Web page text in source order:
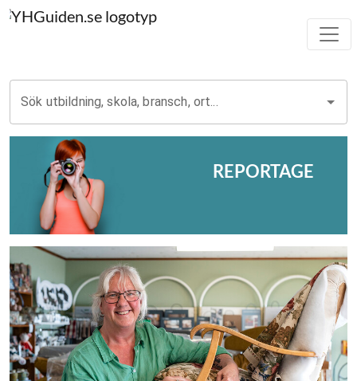
Sök utbildning, skola, bransch, ort...
REPORTAGE